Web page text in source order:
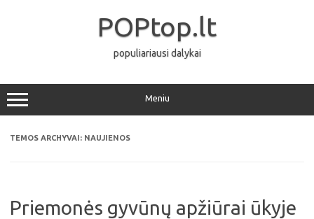
POPtop.lt
populiariausi dalykai
Meniu
TEMOS ARCHYVAI: NAUJIENOS
Priemonės gyvūnų apžiūrai ūkyje